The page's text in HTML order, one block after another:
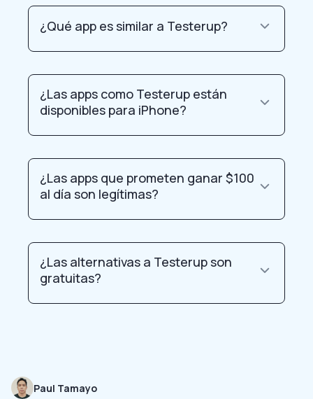
¿Qué app es similar a Testerup?
¿Las apps como Testerup están
disponibles para iPhone?
¿Las apps que prometen ganar $100
al día son legítimas?
¿Las alternativas a Testerup son
gratuitas?
Paul Tamayo